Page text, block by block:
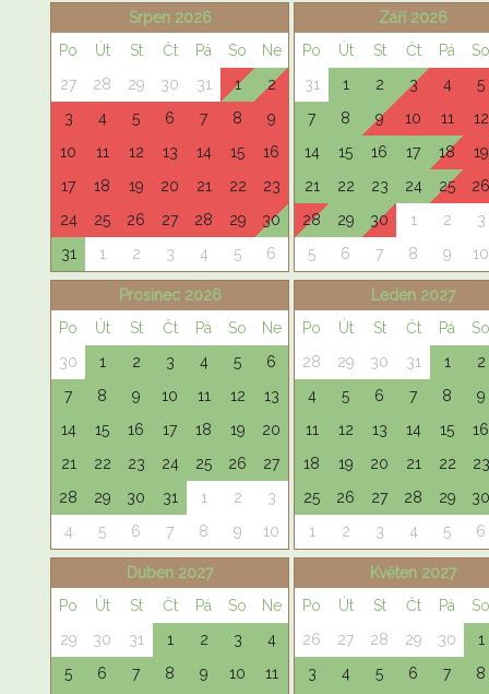
Srpen 2026
Po
Út St Čt Pá So
Ne
27
28 29 30 31 1
2
3
4 5 6 7 8
9
10
11 12 13 14 15
16
17
18 19 20 21 22
23
24
25 26 27 28 29
30
31
1 2 3 4 5 6
Září 2026
Po
Út St Čt Pá
So
31
1 2 3 4
5
7
8 9 10 11
12
14
15 16 17 18
19
21
22 23 24 25
26
28
29 30 1 2
3
5
6 7 8 9 10
Prosinec 2026
Po
Út St Čt Pá So
Ne
30
1 2 3 4 5
6
7
8 9 10 11 12
13
14
15 16 17 18 19
20
21
22 23 24 25 26
27
28
29 30 31 1 2
3
4
5 6 7 8 9 10
Leden 2027
Po
Út St Čt Pá
So
28
29 30 31 1
2
4
5 6 7 8
9
11
12 13 14 15
16
18
19 20 21 22
23
25
26 27 28 29
30
1
2 3 4 5 6
Duben 2027
Po
Út St Čt Pá So
Ne
29
30 31 1 2 3
4
5
6 7 8 9 10
11
Květen 2027
Po
Út St Čt Pá
So
26
27 28 29 30
1
3
4 5 6 7
8